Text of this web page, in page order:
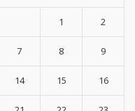
1 2
7 8 9
14 15 16